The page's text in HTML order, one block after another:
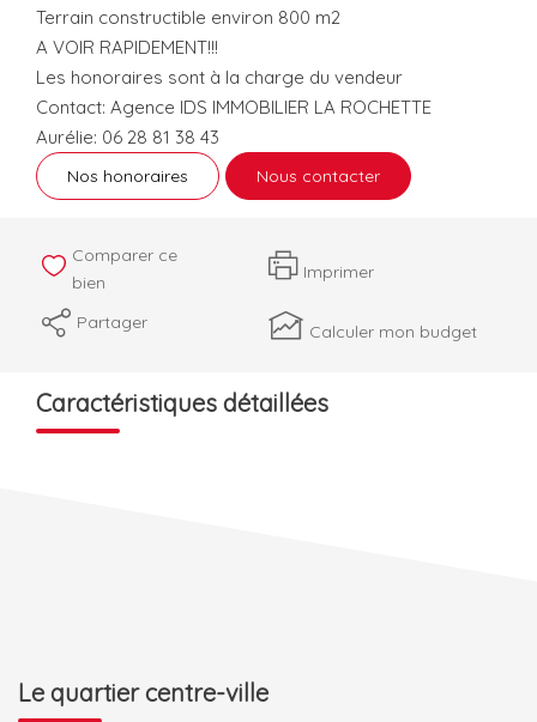
Terrain constructible environ 800 m2
A VOIR RAPIDEMENT!!!
Les honoraires sont à la charge du vendeur
Contact: Agence IDS IMMOBILIER LA ROCHETTE
Aurélie: 06 28 81 38 43
Nos honoraires Nous contacter
Comparer ce
bien
Imprimer
Partager Calculer mon budget
Caractéristiques détaillées
Le quartier centre-ville